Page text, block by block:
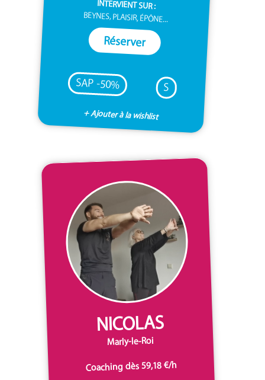
INTERVIENT SUR :
BEYNES, PLAISIR, ÉPÔNE...
Réserver
SAP -50% S
+ Ajouter à la wishlist
NICOLAS
Marly-le-Roi
Coaching dès 59,18 €/h